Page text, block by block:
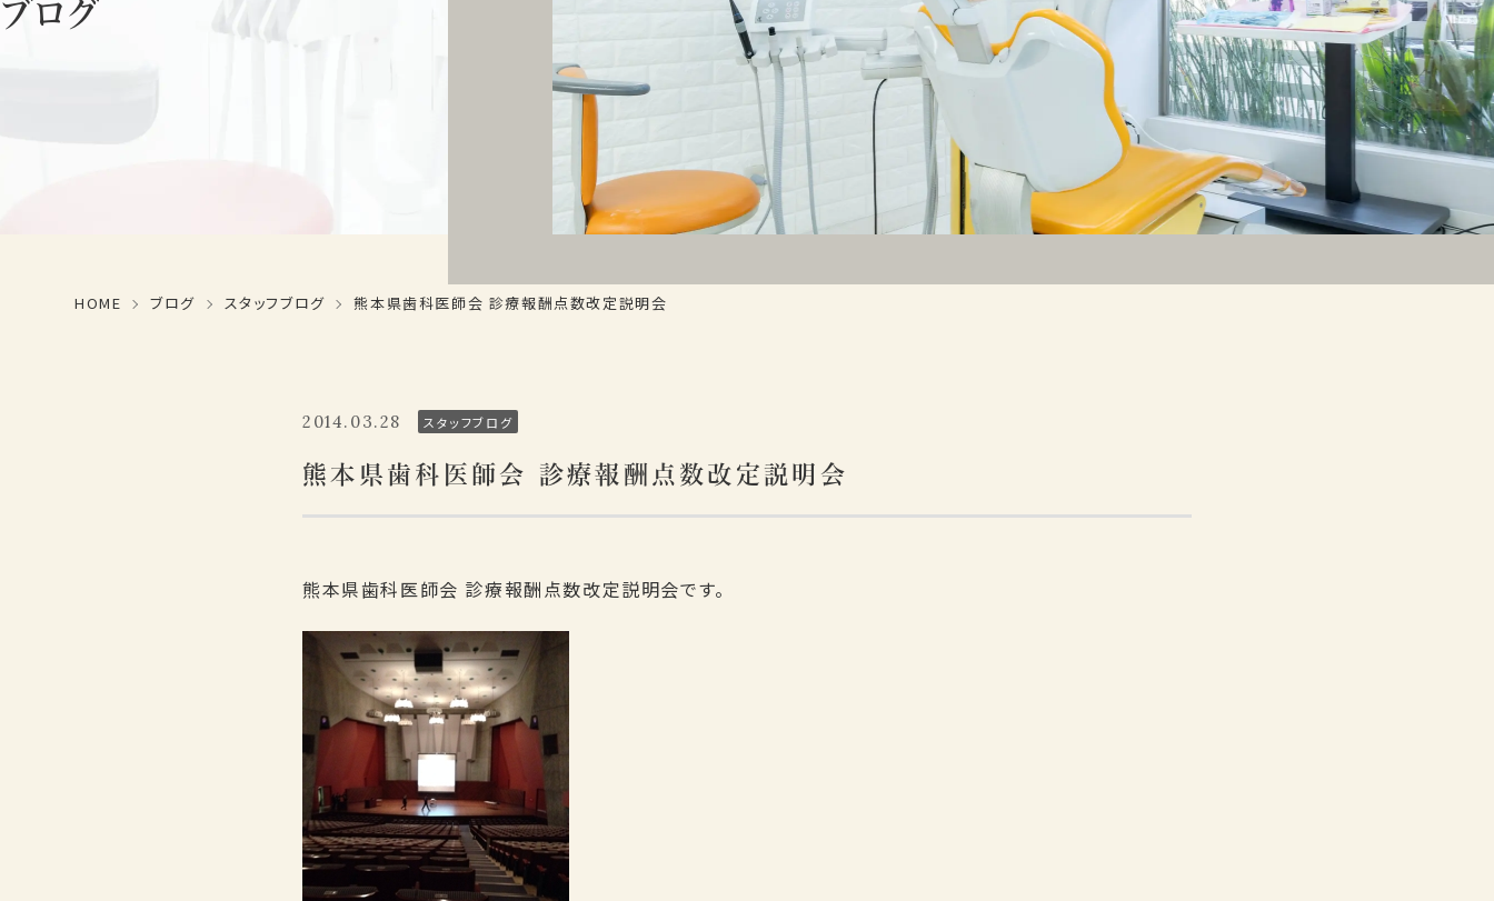
ブログ
HOME ブログ スタッフブログ 熊本県歯科医師会 診療報酬点数改定説明会
2014.03.28 スタッフブログ
熊本県歯科医師会 診療報酬点数改定説明会
熊本県歯科医師会 診療報酬点数改定説明会です。